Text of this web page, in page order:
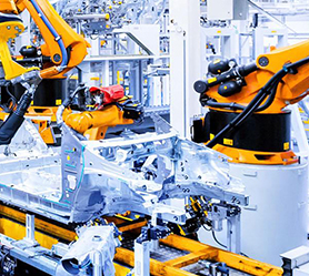
德国莱茵TUV认证电缆
欧盟CE认证电缆
国标CCC认证电缆
美标欧标双重认证电缆
澳标SAA认证电缆